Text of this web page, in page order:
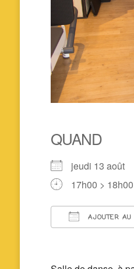
QUAND
jeudi 13 août
17h00 > 18h00
AJOUTER AU